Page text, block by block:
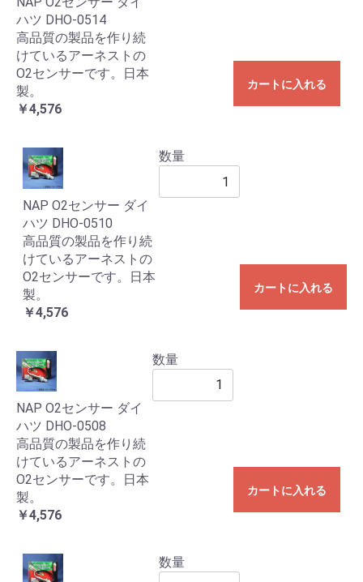
ハツ DHO-0514
高品質の製品を作り続
けているアーネストの
O2センサーです。日本
製。
￥4,576
カートに入れる
NAP O2センサー ダイ
ハツ DHO-0510
高品質の製品を作り続
けているアーネストの
O2センサーです。日本
製。
￥4,576
数量
カートに入れる
NAP O2センサー ダイ
ハツ DHO-0508
高品質の製品を作り続
けているアーネストの
O2センサーです。日本
製。
￥4,576
数量
カートに入れる
数量